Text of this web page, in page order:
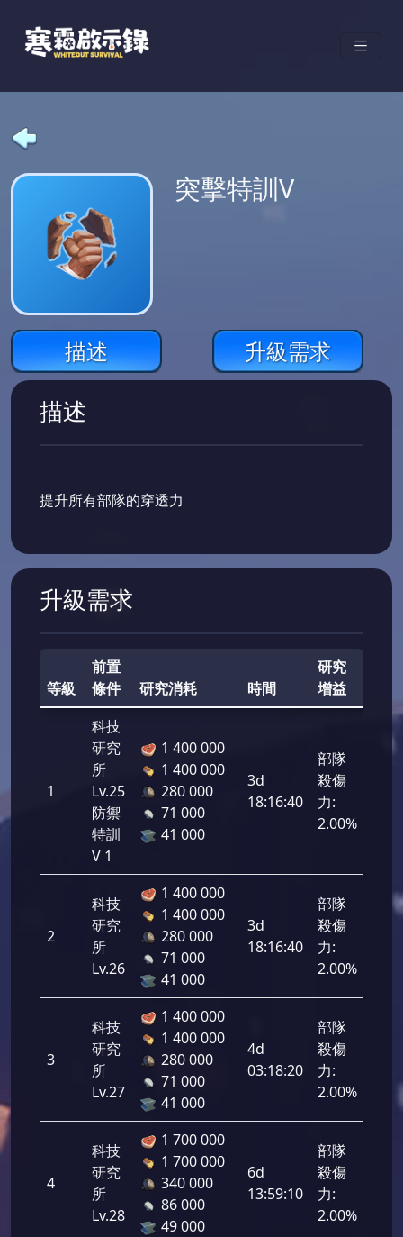
突擊特訓V
描述 升級需求
描述
提升所有部隊的穿透力
升級需求
等級
前置
條件
研究消耗 時間
研究
增益
1
科技
研究
所
Lv.25
防禦
特訓
V 1
1 400 000
1 400 000
280 000
71 000
41 000
3d
18:16:40
部隊
殺傷
力:
2.00%
2
科技
研究
所
Lv.26
1 400 000
1 400 000
280 000
71 000
41 000
3d
18:16:40
部隊
殺傷
力:
2.00%
3
科技
研究
所
Lv.27
1 400 000
1 400 000
280 000
71 000
41 000
4d
03:18:20
部隊
殺傷
力:
2.00%
4
科技
研究
所
Lv.28
1 700 000
1 700 000
340 000
86 000
49 000
6d
13:59:10
部隊
殺傷
力:
2.00%